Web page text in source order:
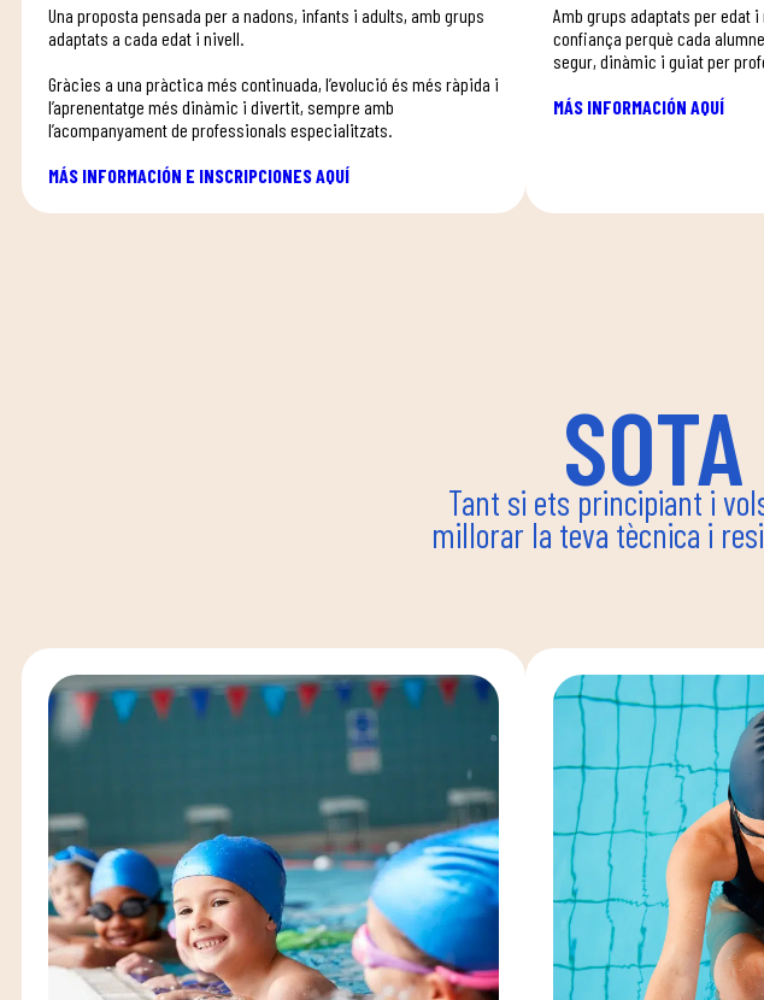
Una proposta pensada per a nadons, infants i adults, amb grups
adaptats a cada edat i nivell.
Gràcies a una pràctica més continuada, l’evolució és més ràpida i
l’aprenentatge més dinàmic i divertit, sempre amb
l’acompanyament de professionals especialitzats.
MÁS INFORMACIÓN E INSCRIPCIONES AQUÍ
Amb grups adaptats per edat
confiança perquè cada
segur, dinàmic i guiat per
MÁS INFORMACIÓN AQUÍ
Tant si ets principiant i
millorar la teva tècnica i